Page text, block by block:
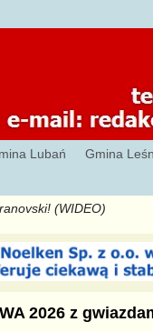
Lubań Gmina
(WIDEO)
2026 z